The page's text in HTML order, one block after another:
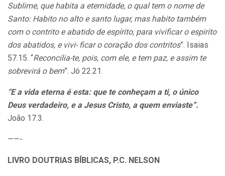
Sublime, que habita a eternidade, o qual tem o nome de
Santo: Habito no alto e santo lugar, mas habito também
com o contrito e abatido de espírito, para vivificar o espirito
dos abatidos, e vivi- ficar o coração dos contritos”. Isaias
57.15. “Recon­cilia-te, pois, com ele, e tem paz, e assim te
sobrevirá o bem”. Jó 22.21.
“E a vida eterna é esta: que te conheçam a ti, o único
Deus verdadeiro, e a Jesus Cristo, a quem en­viaste”.
João 17.3.
——-
LIVRO DOUTRIAS BÍBLICAS, P.C. NELSON